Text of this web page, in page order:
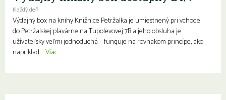
Každý deň
Výdajný box na knihy Knižnice Petržalka je umiestnený pri vchode
do Petržalskej plavárne na Tupolevovej 7B a jeho obsluha je
užívateľsky veľmi jednoduchá – funguje na rovnakom princípe, ako
napríklad ...Viac